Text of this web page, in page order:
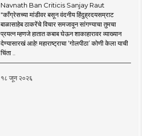
Navnath Ban Criticis Sanjay Raut
"काँग्रेसच्या मांडीवर बसून वंदनीय हिंदुह्रदयसम्राट
बाळासाहेब ठाकरेंचे विचार समजावून सांगण्याचा तुमचा
प्रयत्न म्हणजे हातात कबाब घेऊन शाकाहारावर व्याख्यान
देण्यासारखं आहे! महाराष्ट्राचा ‘गोलपीठा’ कोणी केला याची
चिंता ..
१८ जून २०२६